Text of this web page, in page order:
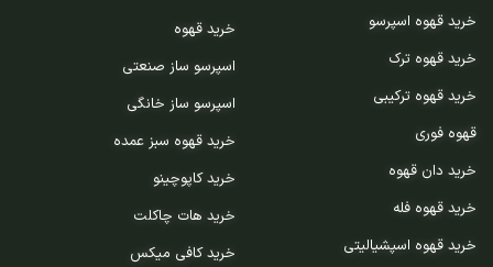
خرید قهوه اسپرسو
خرید قهوه ترک
خرید قهوه ترکیبی
قهوه فوری
خرید دان قهوه
خرید قهوه فله
خرید قهوه اسپشیالیتی
خرید قهوه
اسپرسو ساز صنعتی
اسپرسو ساز خانگی
خرید قهوه سبز عمده
خرید کاپوچینو
خرید هات چاکلت
خرید کافی میکس